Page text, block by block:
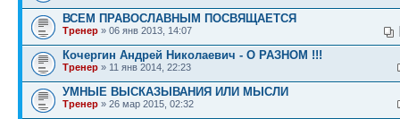
ВСЕМ ПРАВОСЛАВНЫМ ПОСВЯЩАЕТСЯ
Тренер » 06 янв 2013, 14:07
Кочергин Андрей Николаевич - О РАЗНОМ !!!
Тренер » 11 янв 2014, 22:23
УМНЫЕ ВЫСКАЗЫВАНИЯ ИЛИ МЫСЛИ
Тренер » 26 мар 2015, 02:32